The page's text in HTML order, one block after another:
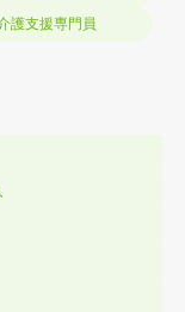
護支援専門員